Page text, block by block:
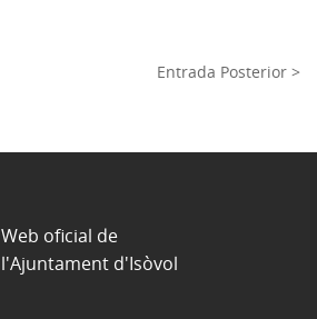
Entrada Posterior >
Web oficial de
l'Ajuntament d'Isòvol